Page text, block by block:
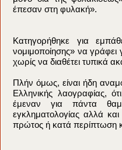
έπεσαν στη φυλακή».
Κατηγορήθηκε για
νομιμοποίησης» να γράφει
χωρίς να διαθέτει τυπικά
Πλήν όμως, είναι ήδη
Ελληνικής λαογραφίας,
έμεναν για πάντα
εγκληματολογίας αλλά
πρώτος ή κατά περίπτωση